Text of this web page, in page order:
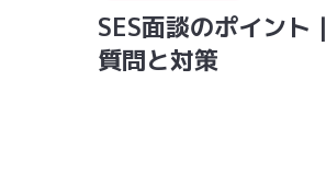
SES面談のポイント
質問と対策